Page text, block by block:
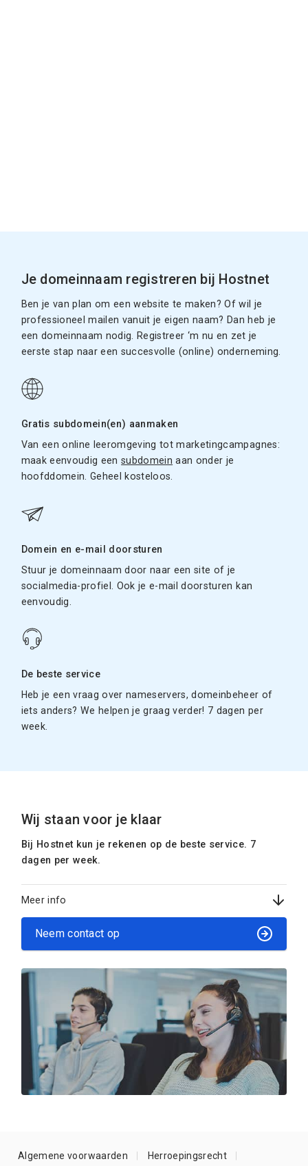
Je domeinnaam registreren bij Hostnet
Ben je van plan om een website te maken? Of wil je
professioneel mailen vanuit je eigen naam? Dan heb je
een domeinnaam nodig. Registreer ‘m nu en zet je
eerste stap naar een succesvolle (online) onderneming.
Gratis subdomein(en) aanmaken
Van een online leeromgeving tot marketingcampagnes:
maak eenvoudig eensubdomein aan onder je
hoofddomein. Geheel kosteloos.
Domein en e-mail doorsturen
Stuur je domeinnaam door naar een site of je
socialmedia-profiel. Ook je e-mail doorsturen kan
eenvoudig.
De beste service
Heb je een vraag over nameservers, domeinbeheer of
iets anders? We helpen je graag verder! 7 dagen per
week.
Wij staan voor je klaar
Bij Hostnet kun je rekenen op de beste service. 7
dagen per week.
Meer info
Neem contact op
Algemene voorwaarden Herroepingsrecht